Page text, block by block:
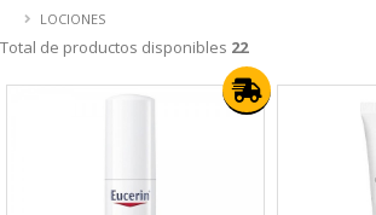
LOCIONES
Total de productos disponibles 22